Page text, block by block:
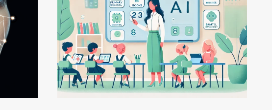
MEJORA
LA
INTELIGENCIA
ARTIFICIAL
EDUCATIVA